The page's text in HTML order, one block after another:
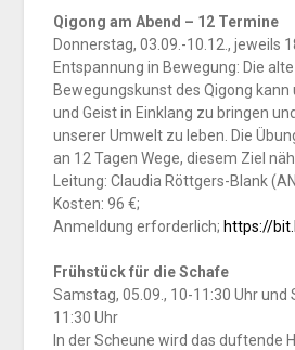
Qigong am Abend – 12 Termine
Donnerstag, 03.09.-10.12., jeweils
Entspannung in Bewegung: Die
Bewegungskunst des Qigong kann
und Geist in Einklang zu bringen
unserer Umwelt zu leben. Die
an 12 Tagen Wege, diesem Ziel
Leitung: Claudia Röttgers-Blank
Kosten: 96 €;
Anmeldung erforderlich; https://
Frühstück für die Schafe
Samstag, 05.09., 10-11:30 Uhr und
11:30 Uhr
In der Scheune wird das duftende